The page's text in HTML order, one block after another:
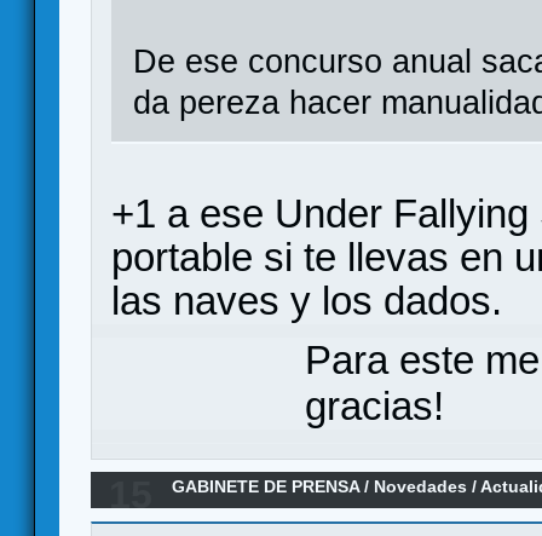
De ese concurso anual
da pereza hacer
+1 a ese Under
portable si te llevas en
las naves y los dados.
Para este
gracias!
GABINETE DE PRENSA/ Novedades /